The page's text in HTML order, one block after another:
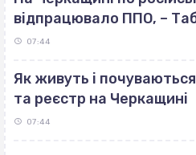
відпрацювало ППО, –
07:44
Як живуть і
та реєстр на Черкащині
07:44